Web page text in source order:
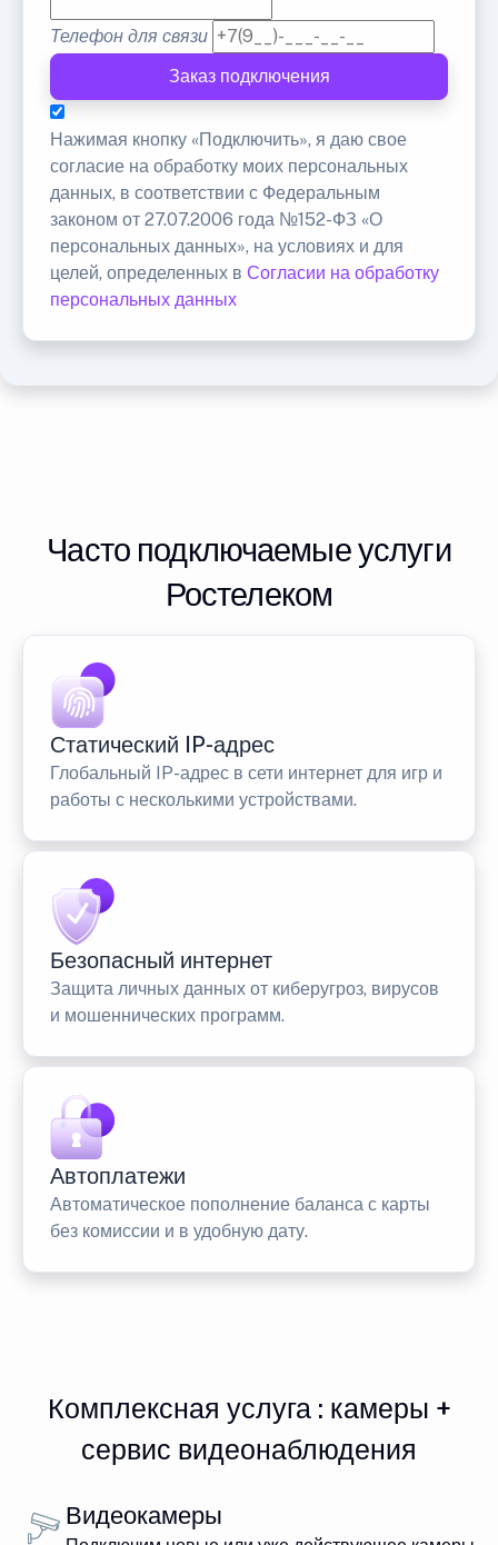
Телефон для связи
Заказ подключения
Нажимая кнопку «Подключить», я даю свое
согласие на обработку моих персональных
данных, в соответствии с Федеральным
законом от 27.07.2006 года №152-ФЗ «О
персональных данных», на условиях и для
целей, определенных в Согласии на обработку
персональных данных
Часто подключаемые услуги
Ростелеком
Статический IP-адрес
Глобальный IP-адрес в сети интернет для игр и
работы с несколькими устройствами.
Безопасный интернет
Защита личных данных от киберугроз, вирусов
и мошеннических программ.
Автоплатежи
Автоматическое пополнение баланса с карты
без комиссии и в удобную дату.
Комплексная услуга : камеры +
сервис видеонаблюдения
Видеокамеры